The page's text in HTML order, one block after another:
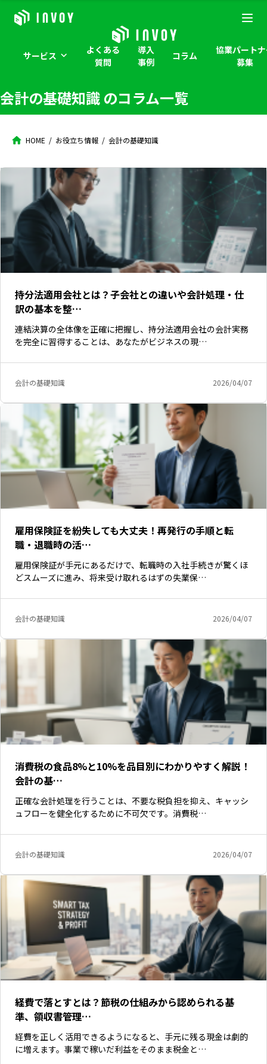
サービス
よくある
質問
導入
事例
コラム
協業パート
募集
会計の基礎知識 のコラム一覧
HOME お役立ち情報 会計の基礎知識
持分法適用会社とは？子会社との違いや会計処理・仕
訳の基本を整…
連結決算の全体像を正確に把握し、持分法適用会社の会計実務
を完全に習得することは、あなたがビジネスの現…
会計の基礎知識 2026/04/07
雇用保険証を紛失しても大丈夫！再発行の手順と転
職・退職時の活…
雇用保険証が手元にあるだけで、転職時の入社手続きが驚くほ
どスムーズに進み、将来受け取れるはずの失業保…
会計の基礎知識 2026/04/07
消費税の食品8%と10%を品目別にわかりやすく解説！
会計の基…
正確な会計処理を行うことは、不要な税負担を抑え、キャッシ
ュフローを健全化するために不可欠です。消費税…
会計の基礎知識 2026/04/07
経費で落とすとは？節税の仕組みから認められる基
準、領収書管理…
経費を正しく活用できるようになると、手元に残る現金は劇的
に増えます。事業で稼いだ利益をそのまま税金と…